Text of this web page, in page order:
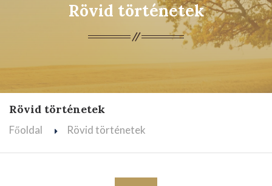
Rövid történetek
Rövid történetek
Főoldal Rövid történetek